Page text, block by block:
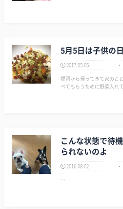
5月5日は子供の日
2017.05.05
福岡から帰ってきて家のこ
べてもらうために野菜入れ
こんな状態で待
られないのよ
2016.08.02
…